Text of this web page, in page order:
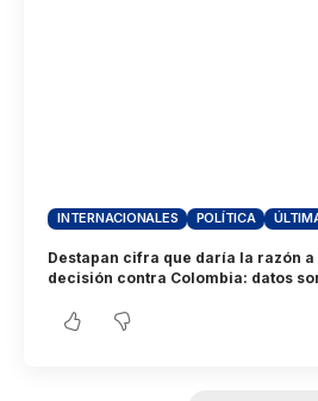
INTERNACIONALES POLÍTICA
Destapan cifra que daría la razón
decisión contra Colombia: datos